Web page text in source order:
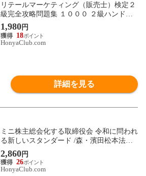
リテールマーケティング（販売士）検定２
級完全攻略問題集 １０００ ２級ハンドブ
ックに対応 /上岡史郎
1,980円
18
HonyaClub.com
詳細を見る
ミニ株主総会化する取締役会 令和に問われ
る新しいスタンダード /森・濱田松本法律
事務
2,860円
26
HonyaClub.com